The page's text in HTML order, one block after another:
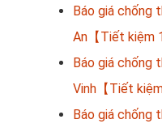
Báo giá chống
An【Tiết kiệm
Báo giá chống
Vinh【Tiết kiệm
Báo giá chống